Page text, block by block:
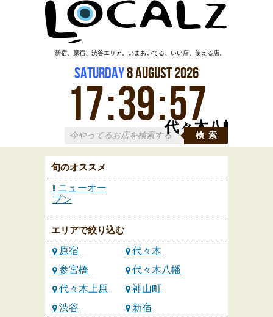
代々木八幡
新宿、原宿、渋谷エリア。いまあいてる、いい店、使える店。
Saturday8August2026
17:39:58
検索
旬のオススメ
ニューオー
プン
エリアで絞り込む
原宿
代々木
参宮橋
代々木八幡
代々木上原
神山町
渋谷
新宿